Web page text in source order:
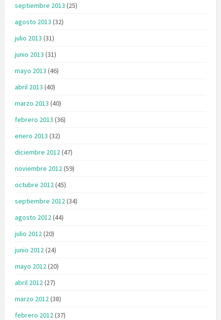
septiembre 2013 (25)
agosto 2013 (32)
julio 2013 (31)
junio 2013 (31)
mayo 2013 (46)
abril 2013 (40)
marzo 2013 (40)
febrero 2013 (36)
enero 2013 (32)
diciembre 2012(47)
noviembre 2012(59)
octubre 2012(45)
septiembre 2012(34)
agosto 2012(44)
julio 2012(20)
junio 2012(24)
mayo 2012(20)
abril 2012(27)
marzo 2012(38)
febrero 2012(37)